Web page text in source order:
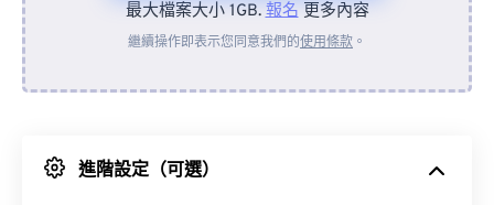
來自裝置
來自 Google 雲端硬碟
最大檔案大小 1GB.報名更多內容
繼續操作即表示您同意我們的使用條款 。
進階設定（可選）